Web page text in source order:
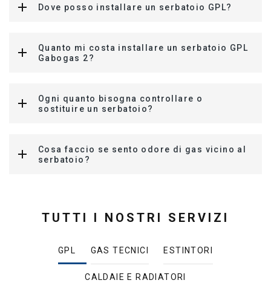
Dove posso installare un serbatoio GPL?
Quanto mi costa installare un serbatoio GPL
Gabogas 2?
Ogni quanto bisogna controllare o
sostituire un serbatoio?
Cosa faccio se sento odore di gas vicino al
serbatoio?
TUTTI I NOSTRI SERVIZI
GPL GAS TECNICI ESTINTORI
CALDAIE E RADIATORI